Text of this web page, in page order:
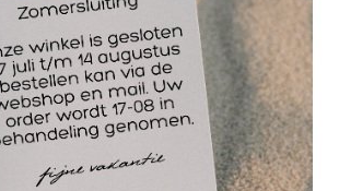
om haar hartelijkheid en haar
instelling. Ze is een drijvende
stapje extra zet om een glimlach
de klant te toveren. Met haar
binnen het familiebedrijf begrijpt
dat een goede service begint bij een
een vriendelijk woord.